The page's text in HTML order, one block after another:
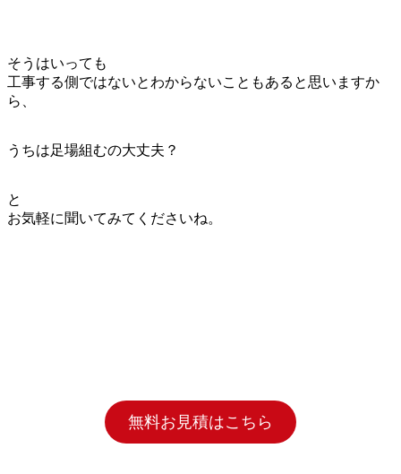
そうはいっても
工事する側ではないとわからないこともあると思いますか
ら、
うちは足場組むの大丈夫？
と
お気軽に聞いてみてくださいね。
無料お見積はこちら